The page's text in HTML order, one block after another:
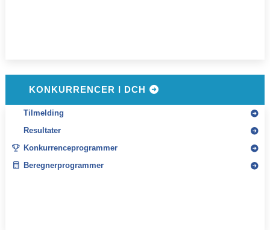
KONKURRENCER I DCH
Tilmelding
Resultater
Konkurrenceprogrammer
Beregnerprogrammer